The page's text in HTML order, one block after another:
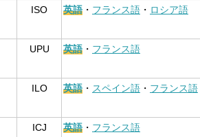
ISO 英語 ・ フランス語 ・ ロシア語
UPU 英語 ・ フランス語
ILO 英語 ・ スペイン語 ・ フランス語
ICJ 英語 ・ フランス語